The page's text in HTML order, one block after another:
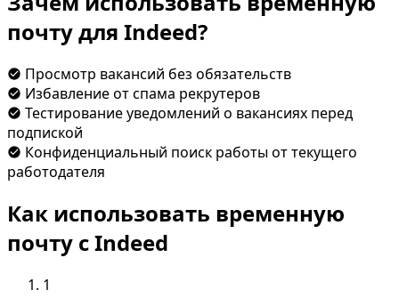
почту для Indeed?
Просмотр вакансий без обязательств
Избавление от спама рекрутеров
Тестирование уведомлений о вакансиях перед
подпиской
Конфиденциальный поиск работы от текущего
работодателя
Как использовать временную
почту с Indeed
1